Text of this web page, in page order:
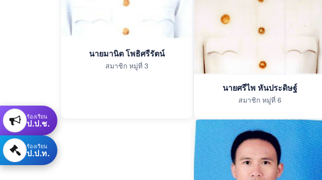
นายมานิต โพธิศรีรัตน์
สมาชิก หมู่ที่ 3
นายศรีไพ หันประดิษฐ์
สมาชิก หมู่ที่ 6
ร้องเรียน
ป.ป.ช.
ร้องเรียน
ป.ป.ท.